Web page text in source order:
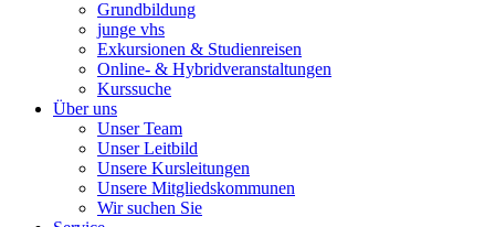
Grundbildung
junge vhs
Exkursionen & Studienreisen
Online- & Hybridveranstaltungen
Kurssuche
Über uns
Unser Team
Unser Leitbild
Unsere Kursleitungen
Unsere Mitgliedskommunen
Wir suchen Sie